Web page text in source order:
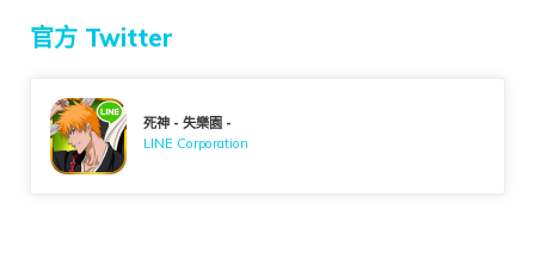
官方 Twitter
死神 - 失樂園 -
LINE Corporation